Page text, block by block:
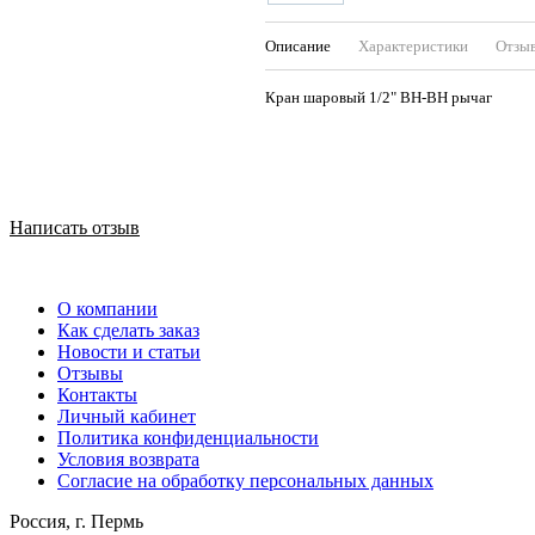
Описание Характеристики
Кран шаровый 1/2" ВН-ВН рычаг
Написать отзыв
О компании
Как сделать заказ
Новости и статьи
Отзывы
Контакты
Личный кабинет
Политика конфиденциальности
Условия возврата
Согласие на обработку персональных данных
Россия, г. Пермь